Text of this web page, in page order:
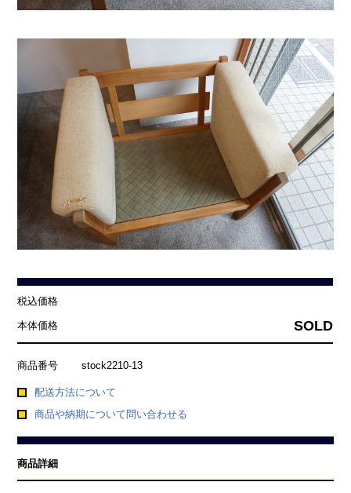
税込価格
本体価格 SOLD
商品番号 stock2210-13
配送方法について
商品や納期について問い合わせる
商品詳細